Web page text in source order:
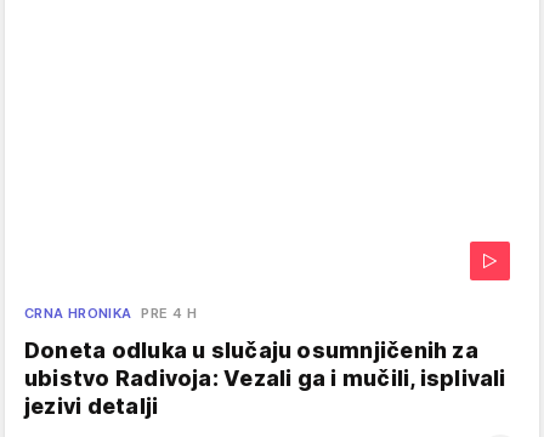
CRNA HRONIKA PRE 4 H
Doneta odluka u slučaju osumnjičenih za
ubistvo Radivoja: Vezali ga i mučili, isplivali
jezivi detalji